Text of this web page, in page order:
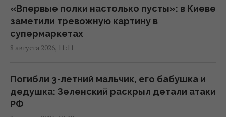
В России загорелись сразу два крупных
НПЗ после атаки украинских дронов
10:55 суббота, 08 августа 2026
Воздушные силы раскрыли детали ночной
атаки РФ
09:26 суббота, 08 августа 2026
«Впервые полки настолько пусты»: в Киеве
заметили тревожную картину в
супермаркетах
8 августа 2026, 11:11
Погибли 3-летний мальчик, его бабушка и
дедушка: Зеленский раскрыл детали атаки
РФ